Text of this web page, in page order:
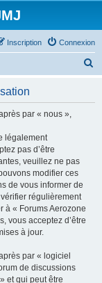
Connexion
Inscription
par « nous »,
légalement
pas d’être
veuillez ne pas
modifier ces
de vous informer de
régulièrement
à « Forums Aerozone
vous acceptez d’être
à jour.
par « logiciel
de discussions
» et qui peut être